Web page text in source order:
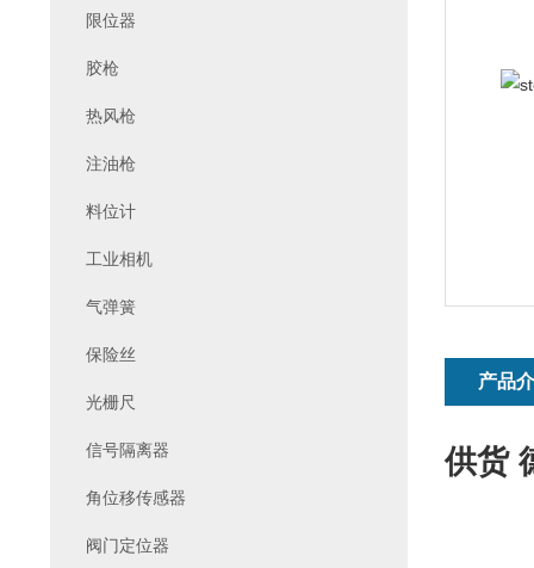
产品
供货
限位器
胶枪
热风枪
注油枪
料位计
工业相机
气弹簧
保险丝
光栅尺
信号隔离器
角位移传感器
阀门定位器